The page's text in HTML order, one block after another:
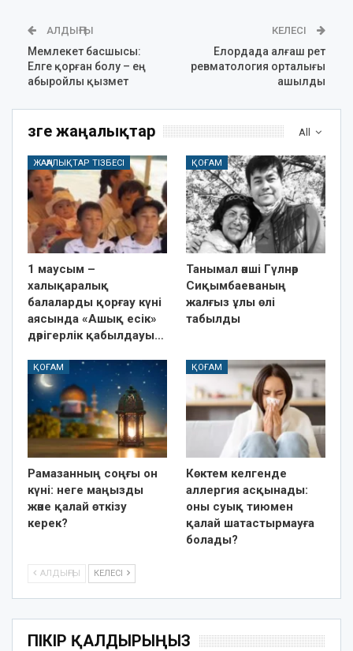
АЛДЫҢҒЫ
Мемлекет басшысы:
Елге қорған болу – ең
абыройлы қызмет
КЕЛЕСІ
Елордада алғаш рет
ревматология орталығы
ашылды
All
Өзге жаңалықтар
ЖАҢАЛЫҚТАР ТІЗБЕСІ
1 маусым –
халықаралық
балаларды қорғау күні
аясында «Ашық есік»
дәрігерлік қабылдауы…
ҚОҒАМ
Танымал әнші Гүлнәр
Сиқымбаеваның
жалғыз ұлы өлі
табылды
ҚОҒАМ
Рамазанның соңғы он
күні: неге маңызды
және қалай өткізу
керек?
ҚОҒАМ
Көктем келгенде
аллергия асқынады:
оны суық тиюмен
қалай шатастырмауға
болады?
АЛДЫҢҒЫ КЕЛЕСІ
ПІКІР ҚАЛДЫРЫҢЫЗ